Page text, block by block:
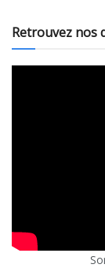
Retrouvez nos